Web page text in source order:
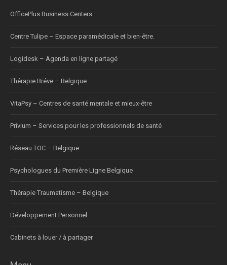
OfficePlus Business Centers
Centre Tulipe – Espace paramédicale et bien-être.
Logidesk – Agenda en ligne partagé
Thérapie Bréve – Belgique
VitaPsy – Centres de santé mentale et mieux-être
Privium – Services pour les professionnels de santé
Réseau TOC – Belgique
Psychologues du Première Ligne Belgique
Thérapie Traumatisme – Belgique
Développement Personnel
Cabinets à louer / à partager